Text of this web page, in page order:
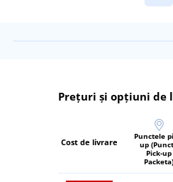
Prețuri și opțiuni de
Cost de livrare
Punctele
up
Pick-up
Packeta)